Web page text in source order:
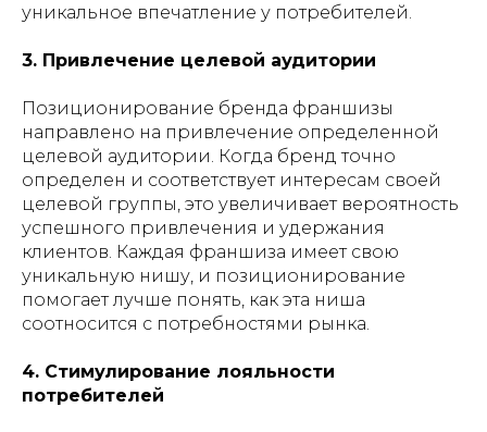
уникальное впечатление у потребителей.
3. Привлечение целевой аудитории
Позиционирование бренда франшизы
направлено на привлечение определенной
целевой аудитории. Когда бренд точно
определен и соответствует интересам своей
целевой группы, это увеличивает вероятность
успешного привлечения и удержания
клиентов. Каждая франшиза имеет свою
уникальную нишу, и позиционирование
помогает лучше понять, как эта ниша
соотносится с потребностями рынка.
4. Стимулирование лояльности
потребителей